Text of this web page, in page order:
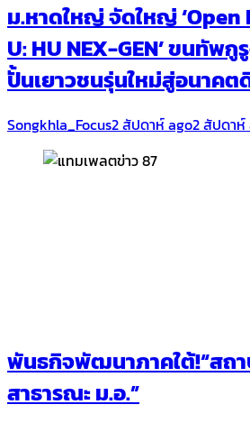
ม.หาดใหญ่ จัดใหญ่
U: HU NEX-GEN’ ขนทัพ
ปั้นเยาวชนรุ่นใหม่สู่อนาคต
Songkhla_Focus2 สัปดาห์ ago2 สัปดาห์
พันธกิจพัฒนาภาคใต้!“สถ
สาธารณะ ม.อ.”